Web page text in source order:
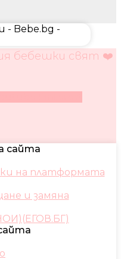
бебешки свят ❤️
сайта
на платформата
и замяна